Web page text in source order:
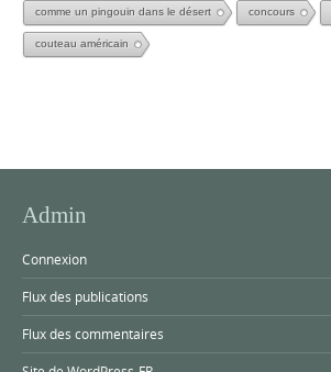
comme un pingouin dans le désert concours
couteau américain
Admin
Connexion
Flux des publications
Flux des commentaires